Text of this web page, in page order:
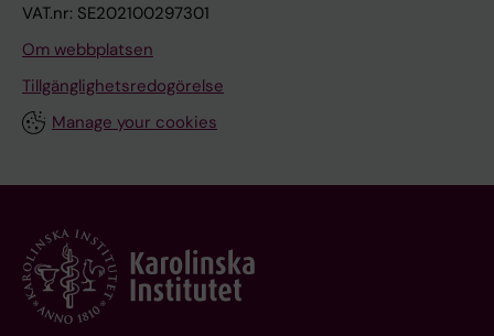
VAT.nr: SE202100297301
Om webbplatsen
Tillgänglighetsredogörelse
Manage your cookies